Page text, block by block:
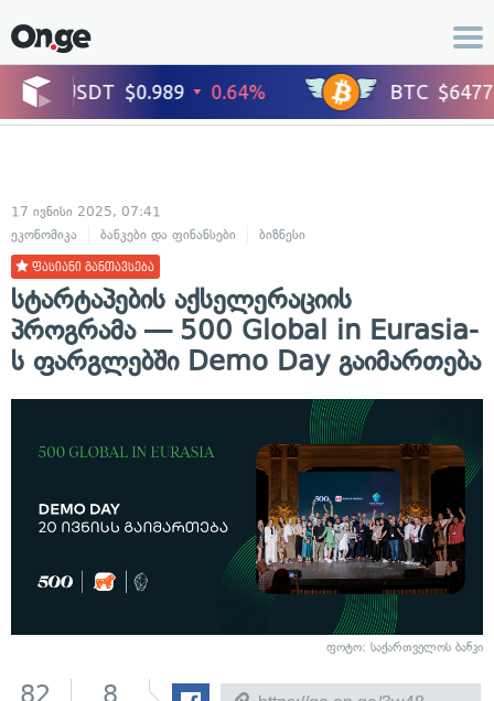
17 ივნისი 2025, 07:41
ეკონომიკა
ბანკები და ფინანსები ბიზნესი
ფასიანი განთავსება
სტარტაპების აქსელერაციის
პროგრამა — 500 Global in Eurasia-
ს ფარგლებში Demo Day გაიმართება
ფოტო: საქართველოს ბანკი
82 8